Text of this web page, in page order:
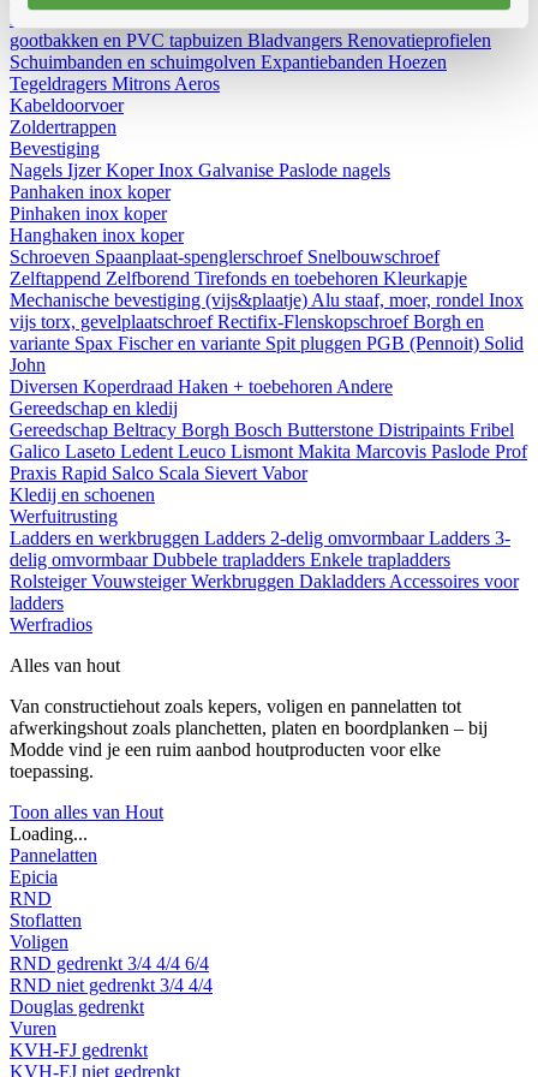
gootbakken en PVC tapbuizen Bladvangers Renovatieprofielen
Schuimbanden en schuimgolven Expantiebanden Hoezen
Tegeldragers Mitrons Aeros
Kabeldoorvoer
Zoldertrappen
Bevestiging
Nagels IjzerKoperInox Galvanise Paslode nagels
Panhaken inox koper
Pinhaken inox koper
Hanghaken inox koper
Schroeven Spaanplaat-spenglerschroef Snelbouwschroef
Zelftappend Zelfborend Tirefonds en toebehoren Kleurkapje
Mechanische bevestiging (vijs&plaatje) Alu staaf, moer, rondel Inox
vijs torx, gevelplaatschroefRectifix-FlenskopschroefBorgh en
variante Spax Fischer en variante Spit pluggen PGB (Pennoit) Solid
John
Diversen Koperdraad Haken + toebehoren Andere
Gereedschap en kledij
Gereedschap Beltracy Borgh Bosch Butterstone Distripaints Fribel
Galico Laseto Ledent Leuco Lismont Makita Marcovis Paslode Prof
Praxis Rapid Salco Scala Sievert Vabor
Kledij en schoenen
Werfuitrusting
Ladders en werkbruggen Ladders 2-delig omvormbaarLadders 3-
delig omvormbaarDubbele trapladders Enkele trapladders
RolsteigerVouwsteigerWerkbruggen Dakladders Accessoires voor
ladders
Werfradios
Alles van hout
Van constructiehout zoals kepers, voligen en pannelatten tot
afwerkingshout zoals planchetten, platen en boordplanken – bij
Modde vind je een ruim aanbod houtproducten voor elke
toepassing.
Toon alles van Hout
Loading...
Pannelatten
Epicia
RND
Stoflatten
Voligen
RND gedrenkt 3/4 4/4 6/4
RND niet gedrenkt 3/4 4/4
Douglas gedrenkt
Vuren
KVH-FJ gedrenkt
KVH-FJ niet gedrenkt